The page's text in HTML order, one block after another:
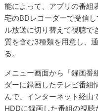
能によって、アプリの番組
宅のBDレコーダーで受信
ル放送に切り替えて視聴で
質を含む3種類を用意し、
る。
メニュー画面から「録画番
ダーに録画したテレビ番組
んで、インターネット経由
HDDに録画した番組の視